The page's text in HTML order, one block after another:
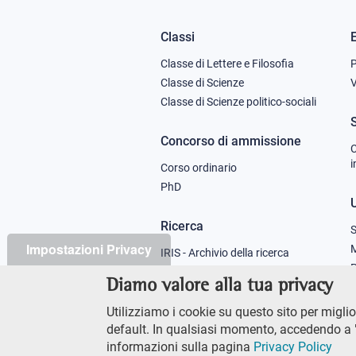
Impostazioni Privacy
Diamo valore alla tua privacy
Utilizziamo i cookie su questo sito per
default. In qualsiasi momento, accedendo
informazioni sulla pagina Privacy Policy
Footer
column
Classi
Classe di Lettere e Filosofia
Classe di Scienze
Classe di Scienze politico-sociali
Concorso di ammissione
Corso ordinario
PhD
Ricerca
IRIS - Archivio della ricerca
Didattica
Offerta didattica